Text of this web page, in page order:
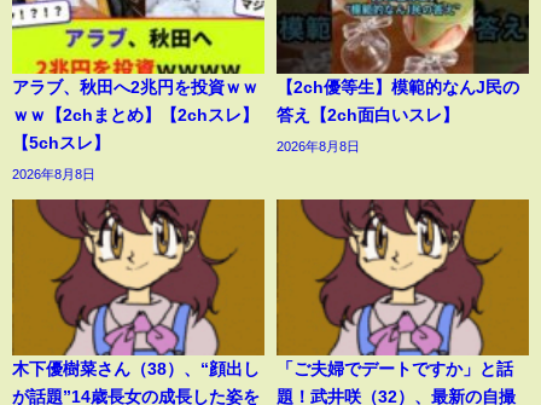
アラブ、秋田へ2兆円を投資ｗｗ
ｗｗ【2chまとめ】【2chスレ】
【5chスレ】
2026年8月8日
【2ch優等生】模範的なんJ民の
答え【2ch面白いスレ】
2026年8月8日
木下優樹菜さん（38）、“顔出し
が話題”14歳長女の成長した姿を
「ご夫婦でデートですか」と話
題！武井咲（32）、最新の自撮